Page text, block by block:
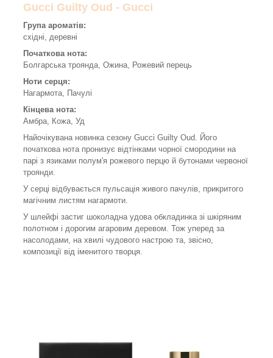
Gucci Guilty Oud - Gucci
Група ароматів:
східні, деревні
Початкова нота:
Болгарська троянда, Ожина, Рожевий перець
Ноти серця:
Нагармота, Пачулі
Кінцева нота:
Амбра, Кожа, Уд
Найочікувана новинка сезону Gucci Guilty Oud. Його
початкова нота пронизує відтінками чорної смородини на
парі з язиками полум'я рожевого перцю й бутонами червоної
троянди.
У серці відбувається пульсація живого пачулів, прикритого
магічним листям нагармоти.
У шлейфі застиг шоколадна удова обкладинка зі шкіряним
полотном і дорогим агаровим деревом. Тож уперед за
насолодами, на хвилі чудового настрою та, звісно,
композиції від іменитого творця.